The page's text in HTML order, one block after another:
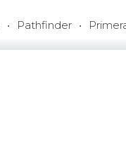
Pathfinder